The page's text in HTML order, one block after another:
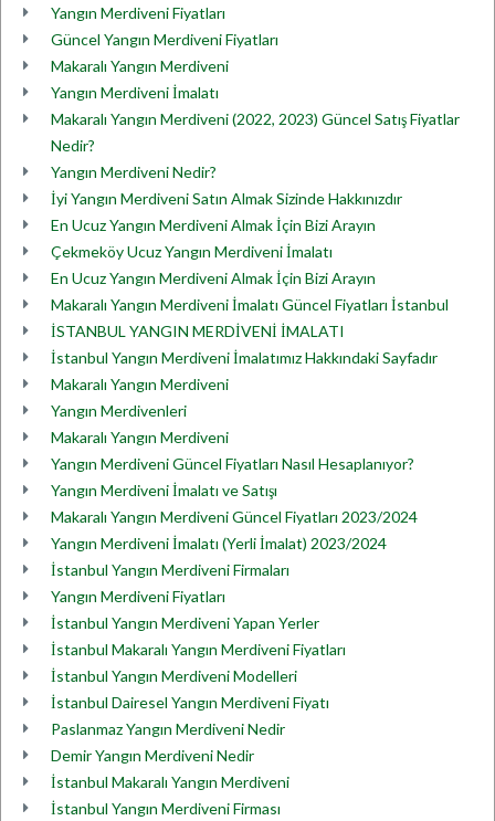
Yangın Merdiveni Fiyatları
Güncel Yangın Merdiveni Fiyatları
Makaralı Yangın Merdiveni
Yangın Merdiveni İmalatı
Makaralı Yangın Merdiveni (2022, 2023) Güncel Satış Fiyatlar
Nedir?
Yangın Merdiveni Nedir?
İyi Yangın Merdiveni Satın Almak Sizinde Hakkınızdır
En Ucuz Yangın Merdiveni Almak İçin Bizi Arayın
Çekmeköy Ucuz Yangın Merdiveni İmalatı
En Ucuz Yangın Merdiveni Almak İçin Bizi Arayın
Makaralı Yangın Merdiveni İmalatı Güncel Fiyatları İstanbul
İSTANBUL YANGIN MERDİVENİ İMALATI
İstanbul Yangın Merdiveni İmalatımız Hakkındaki Sayfadır
Makaralı Yangın Merdiveni
Yangın Merdivenleri
Makaralı Yangın Merdiveni
Yangın Merdiveni Güncel Fiyatları Nasıl Hesaplanıyor?
Yangın Merdiveni İmalatı ve Satışı
Makaralı Yangın Merdiveni Güncel Fiyatları 2023/2024
Yangın Merdiveni İmalatı (Yerli İmalat) 2023/2024
İstanbul Yangın Merdiveni Firmaları
Yangın Merdiveni Fiyatları
İstanbul Yangın Merdiveni Yapan Yerler
İstanbul Makaralı Yangın Merdiveni Fiyatları
İstanbul Yangın Merdiveni Modelleri
İstanbul Dairesel Yangın Merdiveni Fiyatı
Paslanmaz Yangın Merdiveni Nedir
Demir Yangın Merdiveni Nedir
İstanbul Makaralı Yangın Merdiveni
İstanbul Yangın Merdiveni Firması